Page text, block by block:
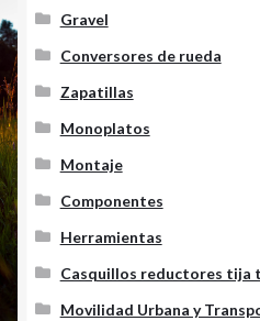
Gravel
Conversores de rueda
Zapatillas
Monoplatos
Montaje
Componentes
Herramientas
Casquillos reductores tija
Movilidad Urbana y